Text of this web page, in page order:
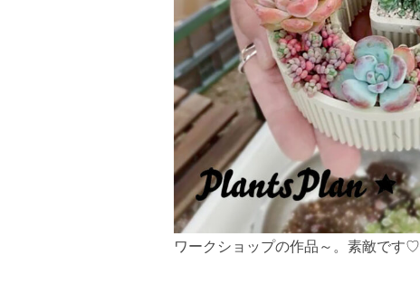
ワークショップの作品～。素敵です♡